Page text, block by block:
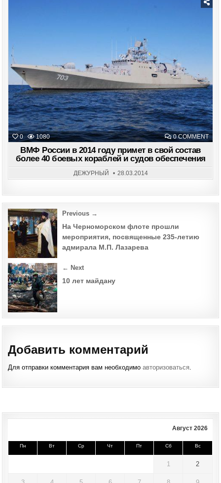
ВМФ
0 1080 0 COMMENTON
ВМФ
В
40
ВМФ России в 2014 году примет в свой состав
более 40 боевых кораблей и судов обеспечения
ДЕЖУРНЫЙ 28.03.2014
Post
navigation
Previous →
На Черноморском флоте прошли
мероприятия, посвященные 235-летию
адмирала М.П. Лазарева
← Next
10 лет майдану
Добавить комментарий
Для отправки комментария вам необходимоавторизоваться.
Август 2026
Пн Вт Ср Чт Пт Сб Вс
1 2